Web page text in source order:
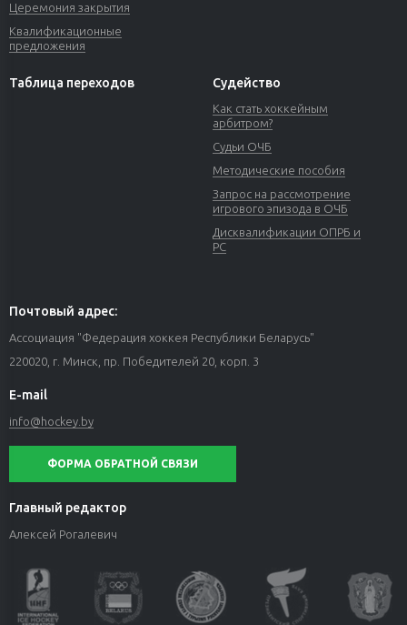
Церемония закрытия
Квалификационные
предложения
Таблица переходов Судейство
Как стать хоккейным
арбитром?
Судьи ОЧБ
Методические пособия
Запрос на рассмотрение
игрового эпизода в ОЧБ
Дисквалификации ОПРБ и
РС
Почтовый адрес:
Ассоциация "Федерация хоккея Республики Беларусь"
220020, г. Минск, пр. Победителей 20, корп. 3
E-mail
info@hockey.by
ФОРМА ОБРАТНОЙ СВЯЗИ
Главный редактор
Алексей Рогалевич